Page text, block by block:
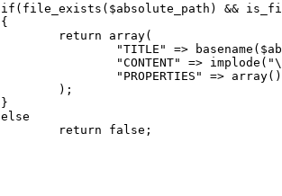
if(file_exists($absolute_path) &&
		{
			return array(
"TITLE" =>
"CONTENT" =>
"PROPERTIES" =>
			);
		}
		else
			return false;